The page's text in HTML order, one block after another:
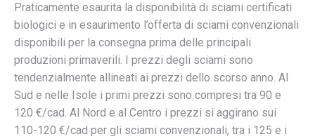
Praticamente esaurita la disponibilità di sciami certificati
biologici e in esaurimento l’offerta di sciami convenzionali
disponibili per la consegna prima delle principali
produzioni primaverili. I prezzi degli sciami sono
tendenzialmente allineati ai prezzi dello scorso anno. Al
Sud e nelle Isole i primi prezzi sono compresi tra 90 e
120 €/cad. Al Nord e al Centro i prezzi si aggirano sui
110-120 €/cad per gli sciami convenzionali, tra i 125 e i